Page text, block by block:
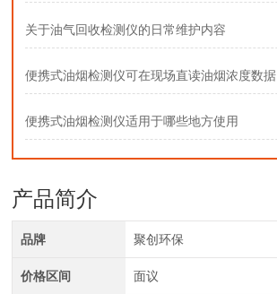
关于油气回收检测仪的日常维护内容
便携式油烟检测仪可在现场直读油烟浓度数据
便携式油烟检测仪适用于哪些地方使用
产品简介
品牌 聚创环保
价格区间 面议